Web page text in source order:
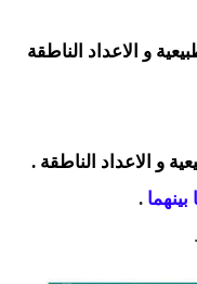
الشهرية
التعليم الابتدائي
المهنية
و الاعداد الناطقة
و الاعداد الناطقة .
بينهما .
.